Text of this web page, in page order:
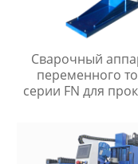
Сварочный
переменного
серии FN для